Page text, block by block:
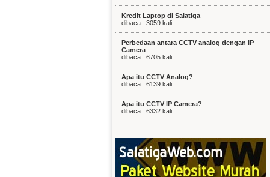
Kredit Laptop di Salatiga
dibaca : 3059 kali
Perbedaan antara CCTV analog dengan IP
Camera
dibaca : 6705 kali
Apa itu CCTV Analog?
dibaca : 6139 kali
Apa itu CCTV IP Camera?
dibaca : 6332 kali